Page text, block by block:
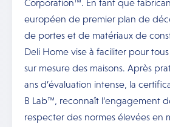
Corporation™. En tant que
européen de premier plan de
de portes et de matériaux de
Deli Home vise à faciliter pour
sur mesure des maisons. Après
ans d’évaluation intense, la
B Lab™, reconnaît l’engagement
respecter des normes élevées en